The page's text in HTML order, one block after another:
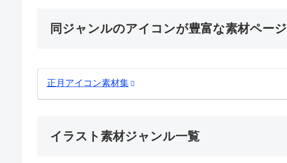
同ジャンルのアイコンが豊富な素材ページ
正月アイコン素材集
イラスト素材ジャンル一覧